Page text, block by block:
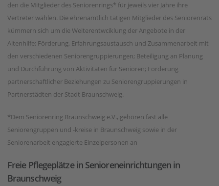
den die Mitglieder des Seniorenrings* für jeweils vier Jahre ihre
Vertreter wählen. Die ehrenamtlich tätigen Mitglieder des Seniorenrats
kümmern sich um die Weiterentwciklung der Angebote in der
Altenhilfe; Förderung, Erfahrungsaustausch und Zusammenarbeit mit
den verschiedenen Seniorengruppierungen; Beteiligung an Planung
und Durchführung von Aktivitäten für Senioren; Förderung
partnerschaftlicher Beziehungen zu Seniorengruppierungen in
Partnerstädten der Stadt Braunschweig.
*Dem Seniorenring Braunschweig e.V., gehören fast alle
Seniorengruppen und -kreise in Braunschweig sowie in der
Seniorenarbeit engagierte Einzelpersonen an
Freie Pflegeplätze in Senioreneinrichtungen in
Braunschweig